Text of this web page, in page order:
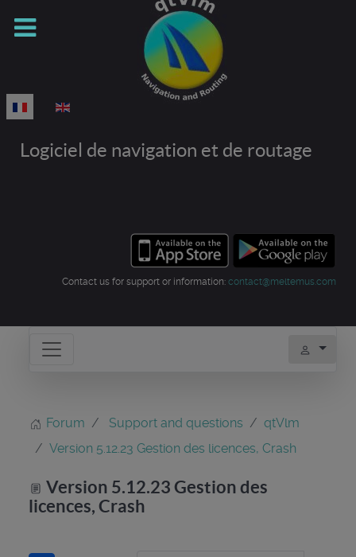
Sélectionnez votre langue
Logiciel de navigation et de routage
Contact us for support or information: contact@meltemus.com
Forum Support and questions
qtVlm
Version 5.12.23 Gestion des licences, Crash
Version 5.12.23 Gestion des
licences, Crash